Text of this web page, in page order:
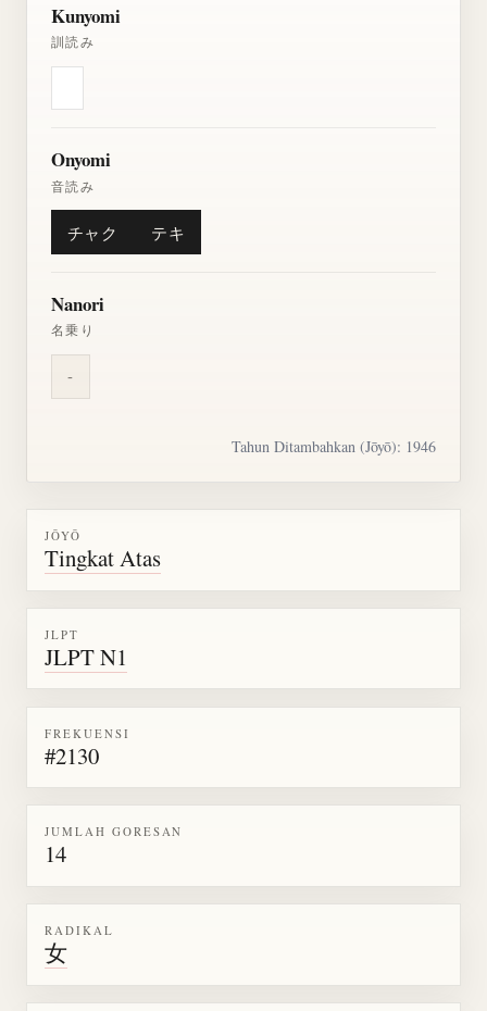
Kunyomi
訓読み
Onyomi
音読み
チャク テキ
Nanori
名乗り
-
Tahun Ditambahkan (Jōyō): 1946
JŌYŌ
Tingkat Atas
JLPT
JLPT N1
FREKUENSI
#2130
JUMLAH GORESAN
14
RADIKAL
女